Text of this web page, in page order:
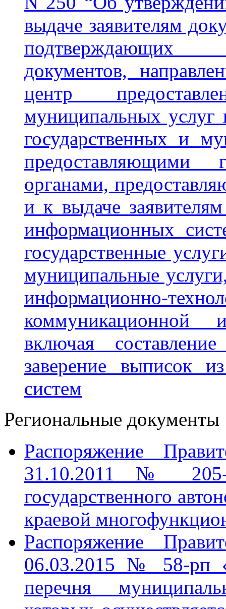
выдаче заявителям
подтверждающих
документов,
центр
муниципальных услуг
государственных и
предоставляющими
органами,
и к выдаче
информационных
государственные
муниципальные
коммуникационной
включая
заверение выписок
систем
Региональные документы
Распоряжение
31.10.2011 № 205-
государственного
краевой
Распоряжение
06.03.2015 № 58-рп
перечня